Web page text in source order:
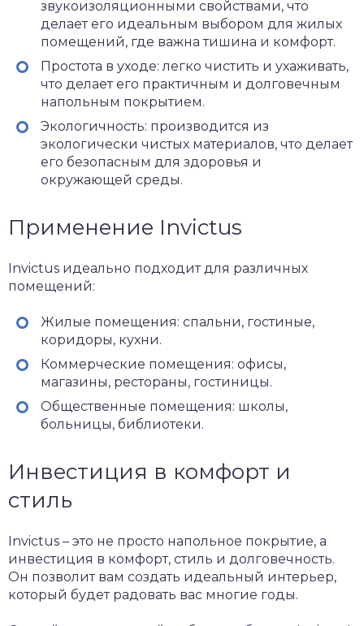
звукоизоляционными свойствами, что
делает его идеальным выбором для жилых
помещений, где важна тишина и комфорт.
Простота в уходе: легко чистить и ухаживать,
что делает его практичным и долговечным
напольным покрытием.
Экологичность: производится из
экологически чистых материалов, что делает
его безопасным для здоровья и
окружающей среды.
Применение Invictus
Invictus идеально подходит для различных
помещений:
Жилые помещения: спальни, гостиные,
коридоры, кухни.
Коммерческие помещения: офисы,
магазины, рестораны, гостиницы.
Общественные помещения: школы,
больницы, библиотеки.
Инвестиция в комфорт и
стиль
Invictus – это не просто напольное покрытие, а
инвестиция в комфорт, стиль и долговечность.
Он позволит вам создать идеальный интерьер,
который будет радовать вас многие годы.